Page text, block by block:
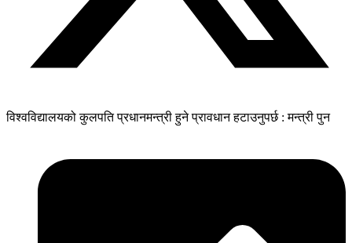
विश्वविद्यालयको कुलपति प्रधानमन्त्री हुने प्रावधान हटाउनुपर्छ : मन्त्री पुन